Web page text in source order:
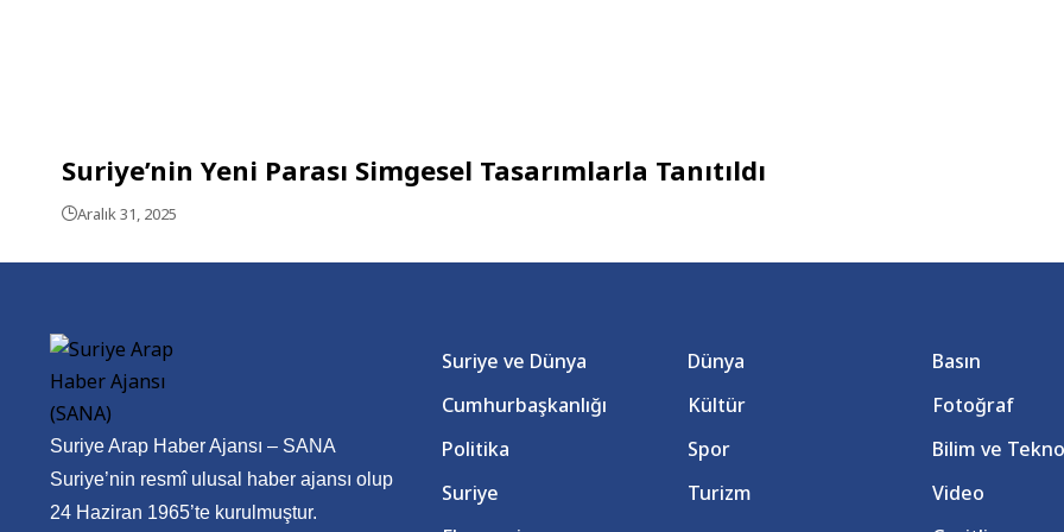
Suriye’nin Yeni Parası Simgesel Tasarımlarla Tanıtıldı
Aralık 31, 2025
Suriye Arap Haber Ajansı – SANA
Suriye’nin resmî ulusal haber ajansı olup
24 Haziran 1965’te kurulmuştur.
Suriye ve Dünya
Cumhurbaşkanlığı
Politika
Suriye
Dünya
Kültür
Spor
Turizm
Basın
Fotoğraf
Bilim ve
Video